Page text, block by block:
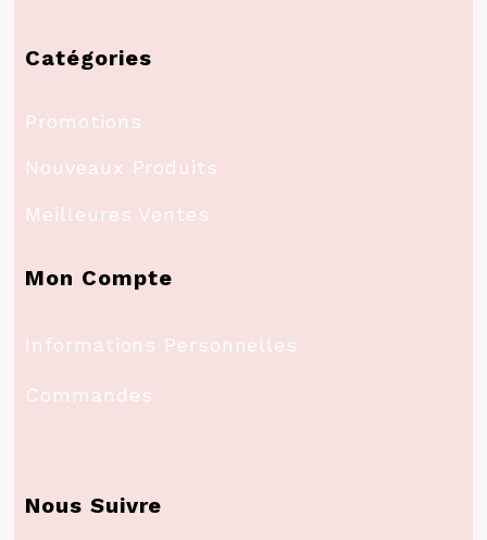
Catégories
Promotions
Nouveaux Produits
Meilleures Ventes
Mon Compte
Informations Personnelles
Commandes
Nous Suivre